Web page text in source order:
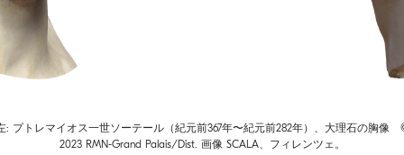
: プトレマイオス一世ソーテール（紀元前367年〜紀元前282年）、大理石の胸像
2023 RMN-Grand Palais/Dist. 画像 SCALA、フィレンツェ。